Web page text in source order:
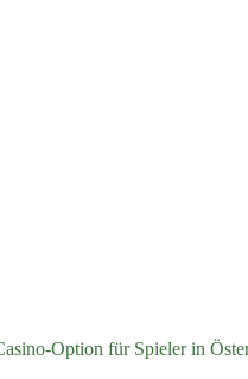
Option für Spieler in